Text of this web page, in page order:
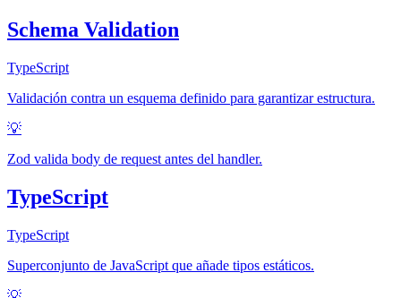
Schema Validation
TypeScript
Validación contra un esquema definido para garantizar estructura.
💡
Zod valida body de request antes del handler.
TypeScript
TypeScript
Superconjunto de JavaScript que añade tipos estáticos.